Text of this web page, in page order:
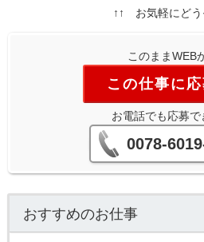
↑↑ お気軽にど
このままWEB
この仕事に
お電話でも応募で
0078-
おすすめのお仕事